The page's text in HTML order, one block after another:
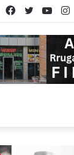
Twitter
Facebook